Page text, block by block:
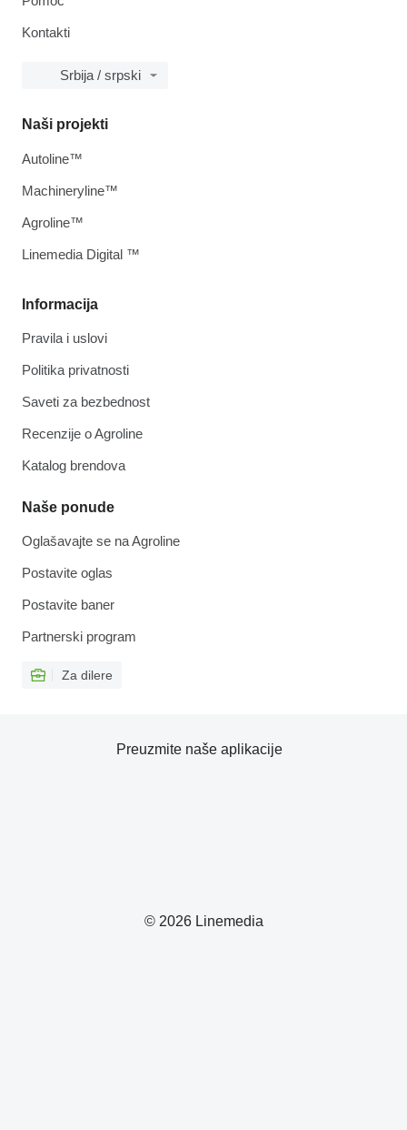
Kontakti
Srbija / srpski
Informacija
Pravila i uslovi
Politika privatnosti
Saveti za bezbednost
Recenzije o Agroline
Katalog brendova
Naše ponude
Oglašavajte se na Agroline
Postavite oglas
Postavite baner
Partnerski program
Za dilere
Naši projekti
Autoline™
Machineryline™
Agroline™
Linemedia Digital ™
© 2026 Linemedia
Preuzmite naše aplikacije